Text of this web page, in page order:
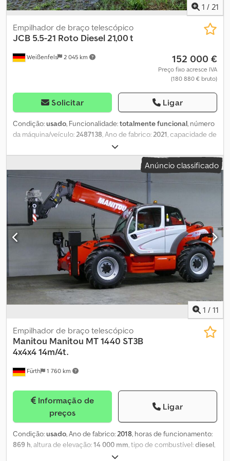
1 / 21
Weißenfels 2 045 km
Empilhador de braço telescópico
JCB 5.5-21 Roto Diesel 21,00 t
152 000 €
Preço fixo acresce IVA
(180 880 € bruto)
Solicitar Ligar
Condição:usado, Funcionalidade:totalmente funcional, número
da máquina/veículo:2487138, Ano de fabrico:2021, capacidade de
, altura de elevação:
combustível:diesel, potência:108 kW (146,84 cv), fabricante de
hidrostático, distância ao
solo:
350 mm, dimensão do pneu dianteiro:
tamanho do pneu traseiro:445 / 65 R22.5
altura total:3 080 mm, comprimento total: 6 920 mm
2 450 mm, cor: , combustível:diesel, Equipamento:
Verificação de segurança UVV, cabina, garfos para paletes,
tração integral, Dados técnicos: Ano de fabrico: 2021 Cedpfx
Agetz Scksxsrf Altura de elevação: 20,50 m Potência: 108 kW
Capacidade nominal: 5500 kg Potência máxima: 108 kW Peso total:
17.960 kg Dimensões (C x L x A): 6,92 m x 2,45 m x 3,08 m Motor:
JCB ECOMax T4F Tração integral, direção a todas as rodas,
transmissão hidrostática contínua, totalmente funcional, sinais
normais de uso.
Anúncio classificado
1 / 11
Fürth 1 760 km
Empilhador de braço telescópico
Manitou Manitou MT 1440 ST3B
4x4x4 14m/4t.
Informação de
preços
Ligar
Condição:usado, Ano de fabrico: 2018, horas de funcionamento:
869 h , altura de elevação:14 000 mm , tipo de combustível:diesel
, altura de construção: